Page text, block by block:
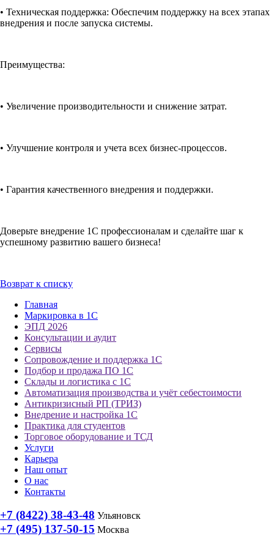
• Техническая поддержка: Обеспечим поддержку на всех этапах
внедрения и после запуска системы.
Преимущества:
• Увеличение производительности и снижение затрат.
• Улучшение контроля и учета всех бизнес-процессов.
• Гарантия качественного внедрения и поддержки.
Доверьте внедрение 1С профессионалам и сделайте шаг к
успешному развитию вашего бизнеса!
Возврат к списку
Главная
Маркировка в 1С
ЭПД 2026
Консультации и аудит
Сервисы
Сопровождение и поддержка 1С
Подбор и продажа ПО 1С
Склады и логистика с 1С
Автоматизация производства и учёт себестоимости
Антикризисный РП (ТРИЗ)
Внедрение и настройка 1С
Практика для студентов
Торговое оборудование и ТСД
Услуги
Карьера
Наш опыт
О нас
Контакты
+7 (8422) 38-43-48 Ульяновск
+7 (495) 137-50-15 Москва